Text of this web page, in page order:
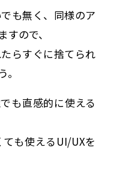
も無く、同様のア
ので、
らすぐに捨てられ
も直感的に使える
も使えるUI/UXを